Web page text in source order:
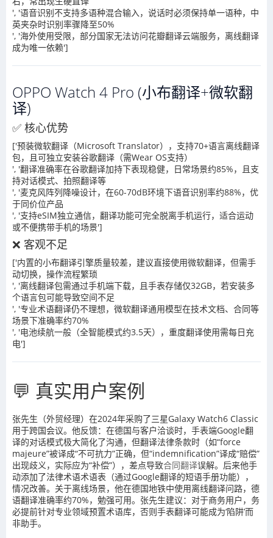
', '语音识别不支持多语种混合输入，说话时必须保持单一语种，中
英夹杂时识别率骤降至50%
', '海外使用受限，部分国家无法访问花瓣翻译云端服务，离线翻译
成为唯一依赖']
OPPO Watch 4 Pro (小布翻译+微软翻
译)
✅ 核心优势
['预装微软翻译（Microsoft Translator），支持70+语言离线翻译
包，且可独立安装谷歌翻译（需Wear OS支持）
', '翻译准确率在谷歌翻译加持下表现稳健，日常场景约85%，且支
持对话模式、拍照翻译等
', '麦克风阵列降噪设计，在60-70dB环境下语音识别率约88%，优
于同价位产品
', '支持eSIM独立通信，翻译功能可完全脱离手机运行，适合运动
或不便携带手机的场景']
❌ 客观不足
['内置的小布翻译引擎质量较差，建议直接使用微软翻译，但需手
动切换，操作流程繁琐
', '离线翻译包需通过手机端下载，且手表存储仅32GB，若安装多
个语言包可能导致空间不足
', '专业术语翻译仍不理想，微软翻译通用模型在技术文档、合同等
场景下准确率约70%
', '电池续航一般（全智能模式约3.5天），重度翻译使用需每日充
电']
💬 真实用户案例
张先生（外贸经理）在2024年采购了三星Galaxy Watch6 Classic
用于跨国会议。他反馈：在德国与客户洽谈时，手表端Google翻
译的对话模式极大简化了沟通，但翻译法律条款时（如“force
majeure”被译成“不可抗力”正确，但“indemnification”译成“赔偿”
出现歧义，实际应为“补偿”），差点导致合同翻译误解。后来他手
动添加了法律术语术语表（通过Google翻译的短语手册功能），
情况改善。关于离线场景，他在德国地铁中使用离线翻译问路，德
语翻译准确率约70%，勉强可用。张先生建议：对于商务用户，务
必提前针对专业领域预置术语库，否则手表翻译可能成为‘陷阱’而
非助手。